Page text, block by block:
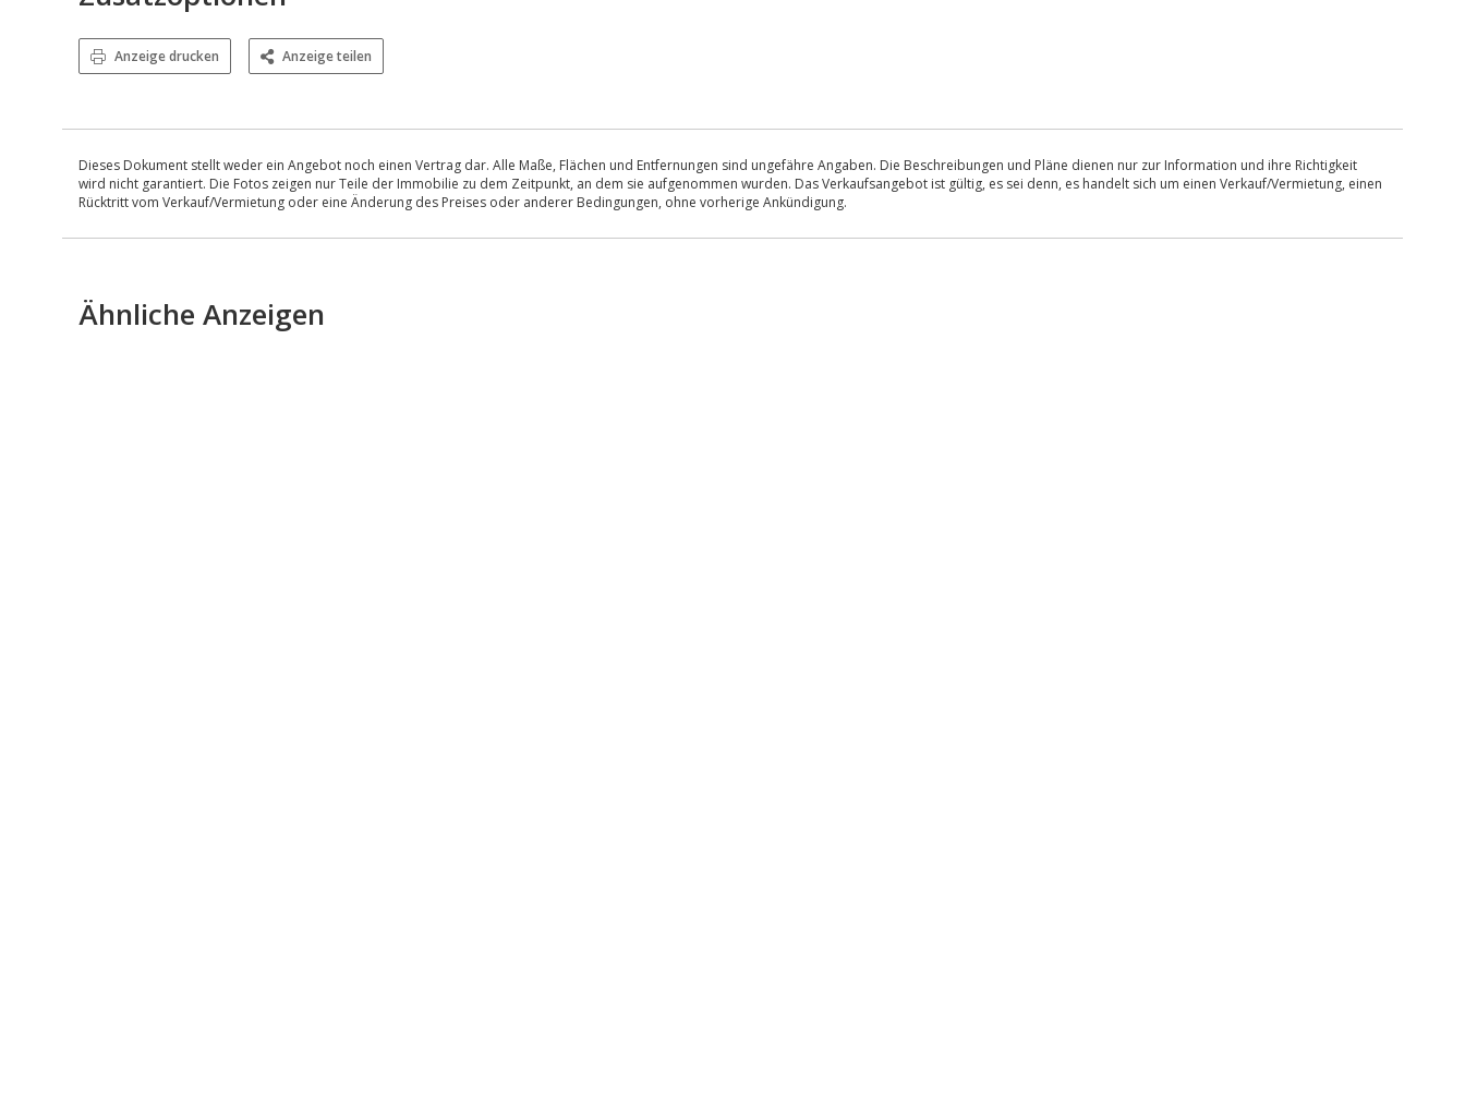
Anzeige drucken Anzeige teilen
Dieses Dokument stellt weder ein Angebot noch einen Vertrag dar. Alle Maße, Flächen und Entfernungen sind ungefähre Angaben. Die Beschreibungen und Pläne dienen nur zur Information und ihre Richtigkeit
wird nicht garantiert. Die Fotos zeigen nur Teile der Immobilie zu dem Zeitpunkt, an dem sie aufgenommen wurden. Das Verkaufsangebot ist gültig, es sei denn, es handelt sich um einen Verkauf/Vermietung, einen
Rücktritt vom Verkauf/Vermietung oder eine Änderung des Preises oder anderer Bedingungen, ohne vorherige Ankündigung.
Ähnliche Anzeigen